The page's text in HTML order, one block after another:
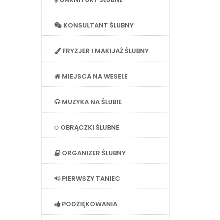
KONSULTANT ŚLUBNY
FRYZJER I MAKIJAŻ ŚLUBNY
MIEJSCA NA WESELE
MUZYKA NA ŚLUBIE
OBRĄCZKI ŚLUBNE
ORGANIZER ŚLUBNY
PIERWSZY TANIEC
PODZIĘKOWANIA